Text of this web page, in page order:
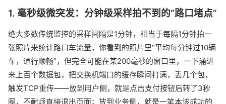
1. 毫秒级微突发：分钟级采样拍不到的“路口堵点”
绝大多数传统监控的采样间隔是1分钟，相当于每隔1分钟拍一
张照片来统计路口车流量，你看到的照片里“平均每分钟过10辆
车，通行顺畅”，但完全可能在某200毫秒的窗口里，一下涌进
来上百个数据包，把交换机端口的缓存瞬间打满，丢几个包，
触发TCP重传——放到用户侧，就是点击支付按钮后转了3秒
圈，不耐烦直接退出页面；放到业务侧，就是一笔本该成功的